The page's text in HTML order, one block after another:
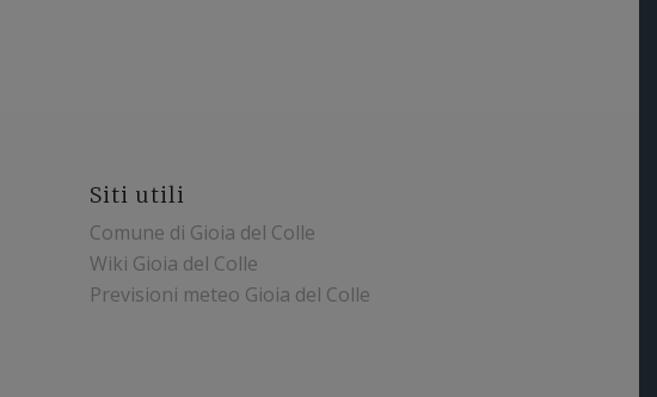
Simona Paparella
Siti utili
Comune di Gioia del Colle
Wiki Gioia del Colle
Previsioni meteo Gioia del Colle